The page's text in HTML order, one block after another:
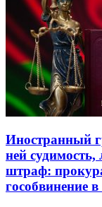
Иностранный
ней
штраф:
гособвинение в